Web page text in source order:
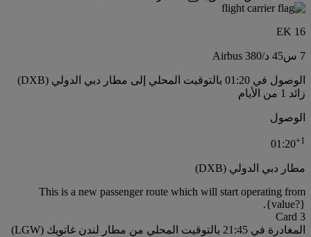
EK 16
7 س 45 د /
Airbus 380
الوصول في 01:20 بالتوقيت المحلي إلى مطار دبي الدولي (DXB)
زائد 1 من الأيام
الوصول
01:20+1
مطار دبي الدولي (DXB)
This is a new passenger route which will start operating from
{value?}.
Card 3
المغادرة في 21:45 بالتوقيت المحلي من مطار لندن غاتويك (LGW)